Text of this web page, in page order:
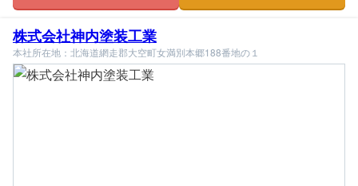
株式会社神内塗装工業
本社所在地：北海道網走郡大空町女満別本郷188番地の１